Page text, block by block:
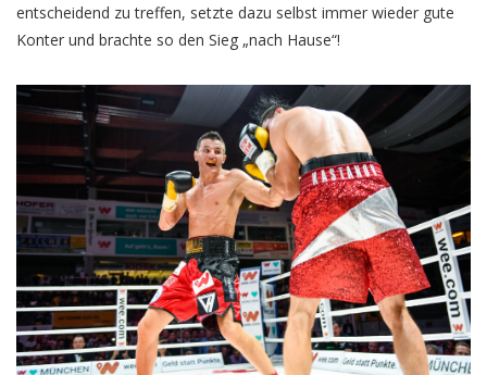
entscheidend zu treffen, setzte dazu selbst immer wieder gute
Konter und brachte so den Sieg „nach Hause“!